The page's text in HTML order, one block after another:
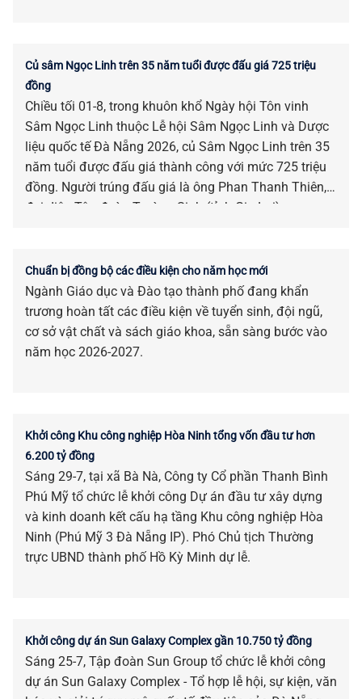
Củ sâm Ngọc Linh trên 35 năm tuổi được đấu giá 725 triệu
đồng
Chiều tối 01-8, trong khuôn khổ Ngày hội Tôn vinh
Sâm Ngọc Linh thuộc Lễ hội Sâm Ngọc Linh và Dược
liệu quốc tế Đà Nẵng 2026, củ Sâm Ngọc Linh trên 35
năm tuổi được đấu giá thành công với mức 725 triệu
đồng. Người trúng đấu giá là ông Phan Thanh Thiên,
đại diện Tập đoàn Trường Sinh (tỉnh Gia Lai).
Chuẩn bị đồng bộ các điều kiện cho năm học mới
Ngành Giáo dục và Đào tạo thành phố đang khẩn
trương hoàn tất các điều kiện về tuyển sinh, đội ngũ,
cơ sở vật chất và sách giáo khoa, sẵn sàng bước vào
năm học 2026-2027.
Khởi công Khu công nghiệp Hòa Ninh tổng vốn đầu tư hơn
6.200 tỷ đồng
Sáng 29-7, tại xã Bà Nà, Công ty Cổ phần Thanh Bình
Phú Mỹ tổ chức lễ khởi công Dự án đầu tư xây dựng
và kinh doanh kết cấu hạ tầng Khu công nghiệp Hòa
Ninh (Phú Mỹ 3 Đà Nẵng IP). Phó Chủ tịch Thường
trực UBND thành phố Hồ Kỳ Minh dự lễ.
Khởi công dự án Sun Galaxy Complex gần 10.750 tỷ đồng
Sáng 25-7, Tập đoàn Sun Group tổ chức lễ khởi công
dự án Sun Galaxy Complex - Tổ hợp lễ hội, sự kiện, văn